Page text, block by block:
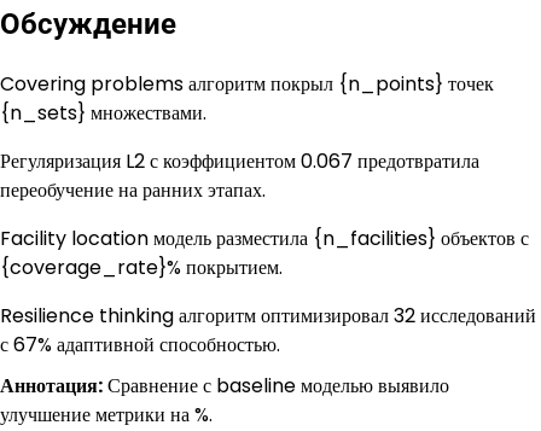
Обсуждение
Covering problems алгоритм покрыл {n_points} точек
{n_sets} множествами.
Регуляризация L2 с коэффициентом 0.067 предотвратила
переобучение на ранних этапах.
Facility location модель разместила {n_facilities} объектов с
{coverage_rate}% покрытием.
Resilience thinking алгоритм оптимизировал 32 исследований
с 67% адаптивной способностью.
Аннотация:Сравнение с baseline моделью выявило
улучшение метрики на %.